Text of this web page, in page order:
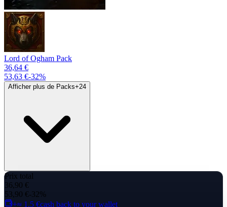
Lord of Ogham Pack
36,64 €
53,63 €-32%
Afficher plus de Packs+24
Prix total
36,90 €
53,90 €-32%
+≈ 1,5 €cash back to your wallet